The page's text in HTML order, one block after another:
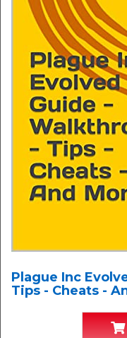
Plague Inc
Tips - Cheats -